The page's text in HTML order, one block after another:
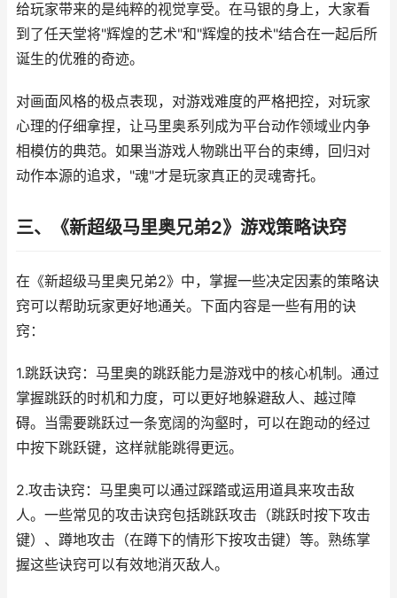
给玩家带来的是纯粹的视觉享受。在马银的身上，大家看
到了任天堂将"辉煌的艺术"和"辉煌的技术"结合在一起后所
诞生的优雅的奇迹。
对画面风格的极点表现，对游戏难度的严格把控，对玩家
心理的仔细拿捏，让马里奥系列成为平台动作领域业内争
相模仿的典范。如果当游戏人物跳出平台的束缚，回归对
动作本源的追求，"魂"才是玩家真正的灵魂寄托。
三、《新超级马里奥兄弟2》游戏策略诀窍
在《新超级马里奥兄弟2》中，掌握一些决定因素的策略诀
窍可以帮助玩家更好地通关。下面内容是一些有用的诀
窍：
1.跳跃诀窍：马里奥的跳跃能力是游戏中的核心机制。通过
掌握跳跃的时机和力度，可以更好地躲避敌人、越过障
碍。当需要跳跃过一条宽阔的沟壑时，可以在跑动的经过
中按下跳跃键，这样就能跳得更远。
2.攻击诀窍：马里奥可以通过踩踏或运用道具来攻击敌
人。一些常见的攻击诀窍包括跳跃攻击（跳跃时按下攻击
键）、蹲地攻击（在蹲下的情形下按攻击键）等。熟练掌
握这些诀窍可以有效地消灭敌人。